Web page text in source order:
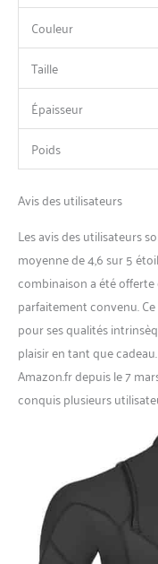
Couleur
Taille
Épaisseur
Poids
Avis des utilisateurs
Les avis des utilisateurs
moyenne de 4,6 sur 5
combinaison a été offerte
parfaitement convenu.
pour ses qualités
plaisir en tant que
Amazon.fr depuis le 7
conquis plusieurs